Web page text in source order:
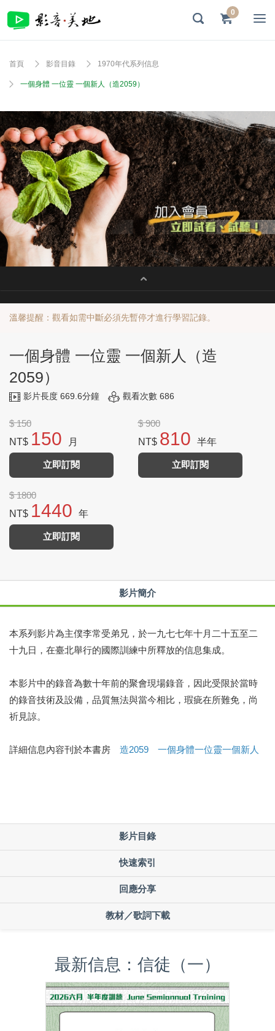
0
首頁 影音目錄 1970年代系列信息
一個身體 一位靈 一個新人（造2059）
溫馨提醒：觀看如需中斷必須先暫停才進行學習記錄。
一個身體 一位靈 一個新人（造
2059）
影片長度 669.6分鐘 觀看次數 686
$ 150
NT$ 150 月
立即訂閱
$ 900
NT$ 810 半年
立即訂閱
$ 1800
NT$ 1440 年
立即訂閱
影片簡介
本系列影片為主僕李常受弟兄，於一九七七年十月二十五至二
十九日，在臺北舉行的國際訓練中所釋放的信息集成。
本影片中的錄音為數十年前的聚會現場錄音，因此受限於當時
的錄音技術及設備，品質無法與當今相比，瑕疵在所難免，尚
祈見諒。
詳細信息內容刊於本書房 造2059 一個身體一位靈一個新人
影片目錄
快速索引
回應分享
教材／歌詞下載
最新信息：信徒（一）